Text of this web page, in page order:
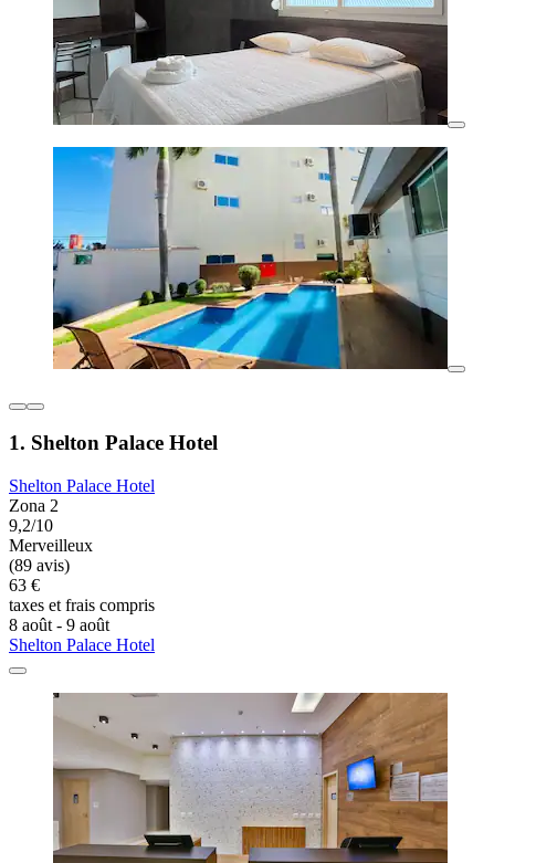
1. Shelton Palace Hotel
Shelton Palace Hotel
Zona 2
9,2/10
Merveilleux
(89 avis)
63 €
taxes et frais compris
8 août - 9 août
Shelton Palace Hotel